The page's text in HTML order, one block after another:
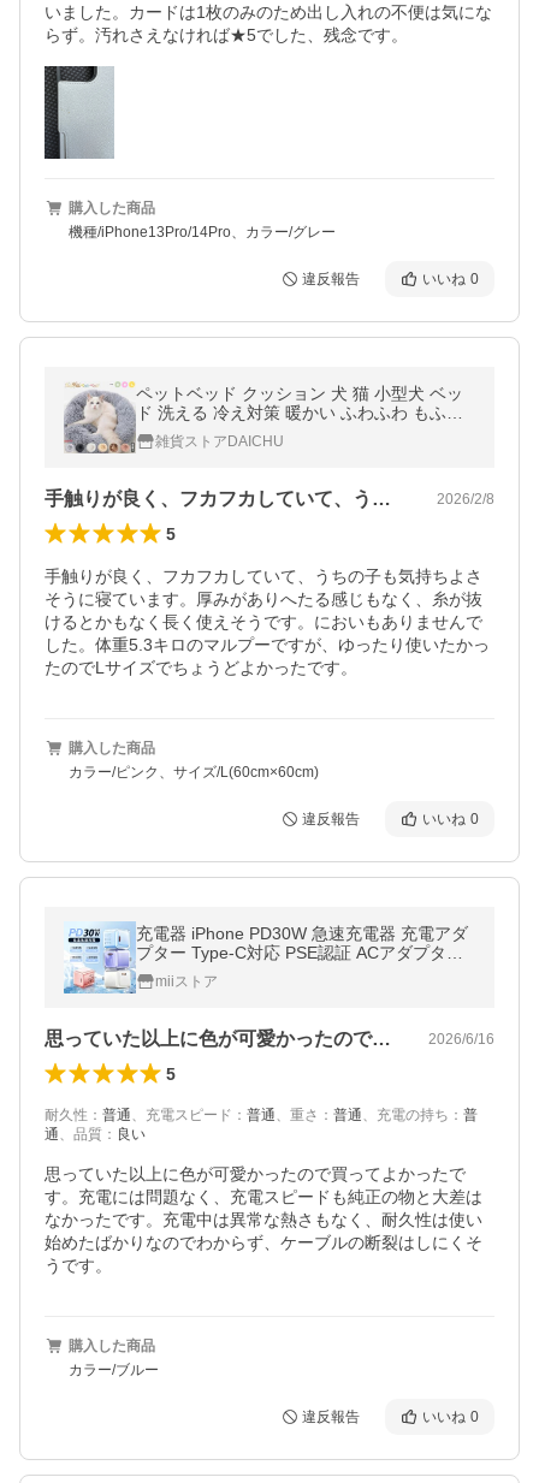
いました。カードは1枚のみのため出し入れの不便は気にな
らず。汚れさえなければ★5でした、残念です。
購入した商品
機種/iPhone13Pro/14Pro、カラー/グレー
違反報告 いいね 0
ペットベッド クッション 犬 猫 小型犬 ベッ
ド 洗える 冷え対策 暖かい ふわふわ もふも
ふ ペット 寒さ対策 寝袋 エアコン 防寒 超Pa
yPay祭
雑貨ストアDAICHU
手触りが良く、フカフカしていて、うちの… 2026/2/8
5
手触りが良く、フカフカしていて、うちの子も気持ちよさ
そうに寝ています。厚みがありへたる感じもなく、糸が抜
けるとかもなく長く使えそうです。においもありませんで
した。体重5.3キロのマルプーですが、ゆったり使いたかっ
たのでLサイズでちょうどよかったです。
購入した商品
カラー/ピンク、サイズ/L(60cm×60cm)
違反報告 いいね 0
充電器 iPhone PD30W 急速充電器 充電アダ
プター Type-C対応 PSE認証 ACアダプター i
Phone17 iPhone16 Android対応 コンパクト
miiストア
思っていた以上に色が可愛かったので買っ… 2026/6/16
5
耐久性 ： 普通、 充電スピード ： 普通、 重さ ： 普通、 充電の持ち ： 普
通、 品質 ： 良い
思っていた以上に色が可愛かったので買ってよかったで
す。充電には問題なく、充電スピードも純正の物と大差は
なかったです。充電中は異常な熱さもなく、耐久性は使い
始めたばかりなのでわからず、ケーブルの断裂はしにくそ
うです。
購入した商品
カラー/ブルー
違反報告 いいね 0